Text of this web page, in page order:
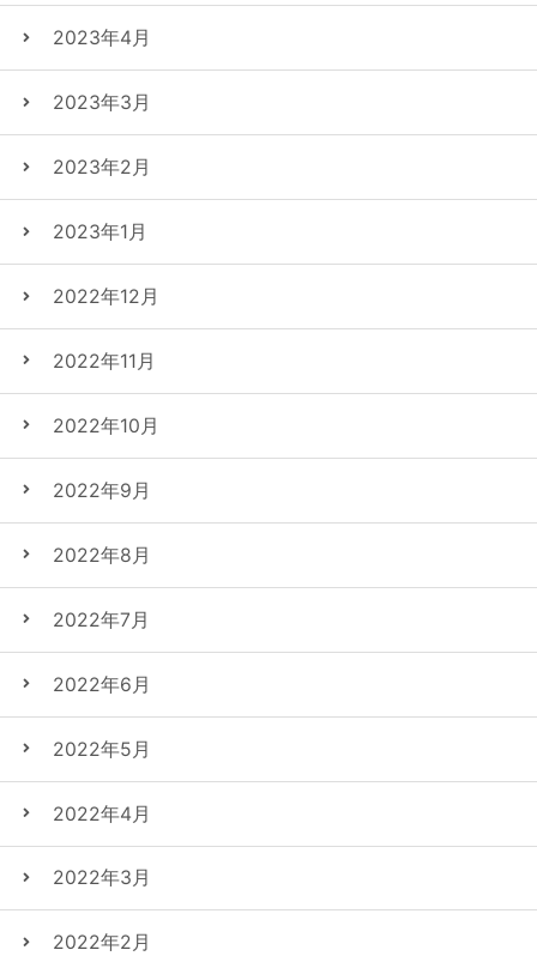
2023年4月
2023年3月
2023年2月
2023年1月
2022年12月
2022年11月
2022年10月
2022年9月
2022年8月
2022年7月
2022年6月
2022年5月
2022年4月
2022年3月
2022年2月